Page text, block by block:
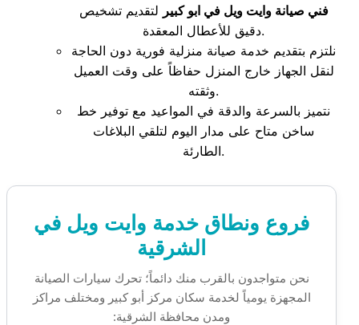
فني صيانة وايت ويل في ابو كبير لتقديم تشخيص
دقيق للأعطال المعقدة.
نلتزم بتقديم خدمة صيانة منزلية فورية دون الحاجة
لنقل الجهاز خارج المنزل حفاظاً على وقت العميل
وثقته.
نتميز بالسرعة والدقة في المواعيد مع توفير خط
ساخن متاح على مدار اليوم لتلقي البلاغات
الطارئة.
فروع ونطاق خدمة وايت ويل في
الشرقية
نحن متواجدون بالقرب منك دائماً؛ تحرك سيارات الصيانة
المجهزة يومياً لخدمة سكان مركز أبو كبير ومختلف مراكز
ومدن محافظة الشرقية: